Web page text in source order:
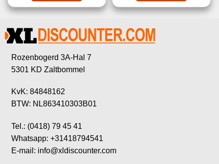
Rozenbogerd 3A-Hal 7
5301 KD Zaltbommel
KvK: 84848162
BTW: NL863410303B01
Tel.: (0418) 79 45 41
Whatsapp: +31418794541
E-mail: info@xldiscounter.com